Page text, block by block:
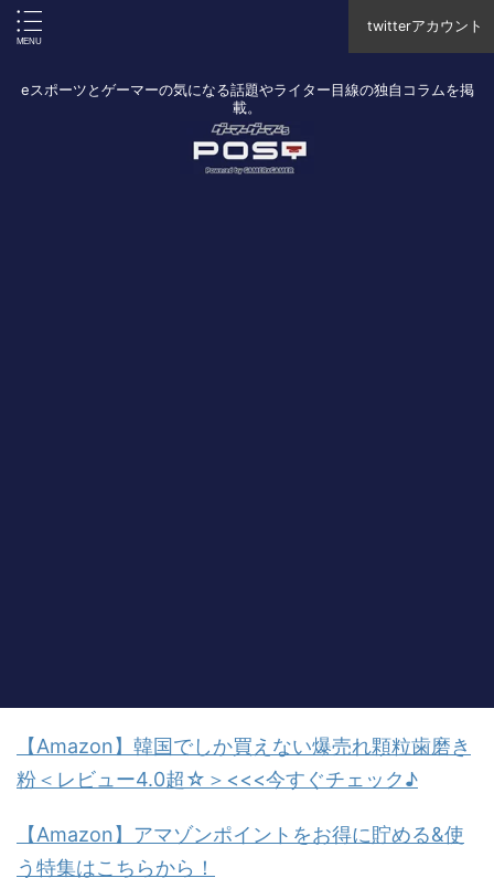
twitterアカウント
eスポーツとゲーマーの気になる話題やライター目線の独自コラムを掲
載。
【Amazon】韓国でしか買えない爆売れ顆粒歯磨き
粉＜レビュー4.0超☆＞<<<今すぐチェック♪
【Amazon】アマゾンポイントをお得に貯める&使
う特集はこちらから！